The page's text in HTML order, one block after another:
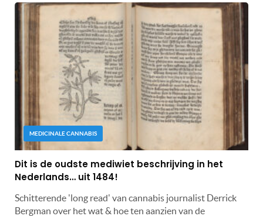
MEDICINALE CANNABIS
Dit is de oudste mediwiet beschrijving in het
Nederlands… uit 1484!
Schitterende 'long read' van cannabis journalist Derrick
Bergman over het wat & hoe ten aanzien van de